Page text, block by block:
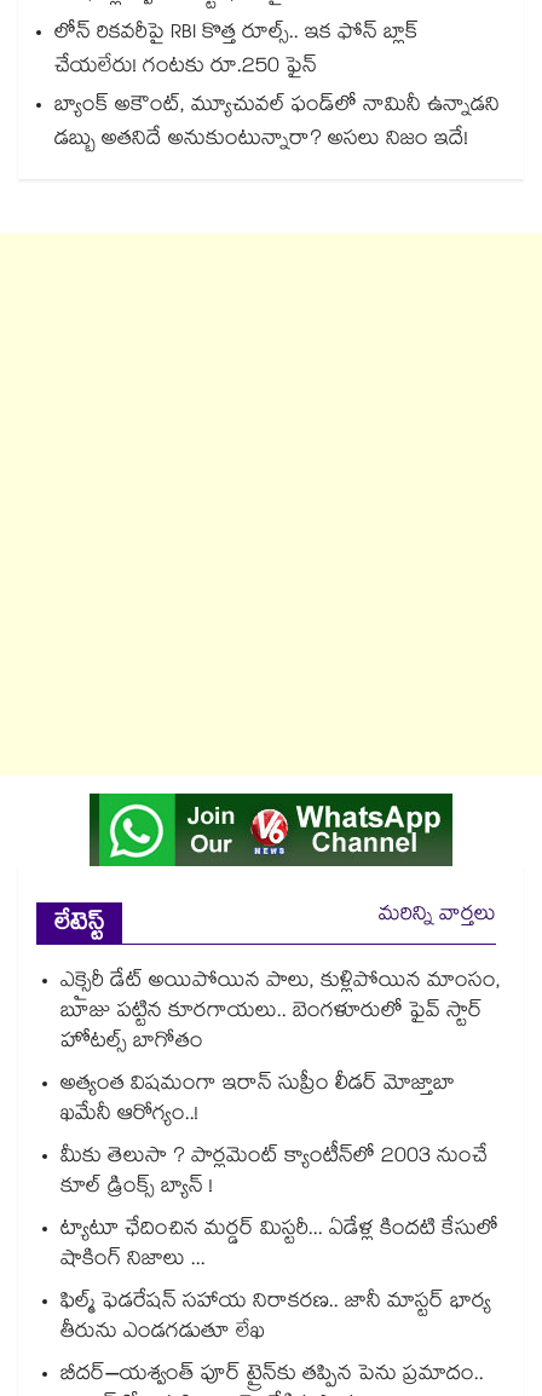
లోన్ రికవరీపై RBI కొత్త రూల్స్.. ఇక ఫోన్ బ్లాక్
చేయలేరు! గంటకు రూ.250 ఫైన్
బ్యాంక్ అకౌంట్, మ్యూచువల్ ఫండ్‌లో నామినీ ఉన్నాడని
డబ్బు అతనిదే అనుకుంటున్నారా? అసలు నిజం ఇదే!
లేటెస్ట్
మరిన్ని వార్తలు
ఎక్సైరీ డేట్ అయిపోయిన పాలు, కుళ్లిపోయిన మాంసం,
బూజు పట్టిన కూరగాయలు.. బెంగళూరులో ఫైవ్ స్టార్
హోటల్స్ బాగోతం
అత్యంత విషమంగా ఇరాన్ సుప్రీం లీడర్ మోజ్తాబా
ఖమేనీ ఆరోగ్యం..!
మీకు తెలుసా ? పార్లమెంట్ క్యాంటీన్⁪లో 2003 నుంచే
కూల్ డ్రింక్స్ బ్యాన్ !
ట్యాటూ ఛేదించిన మర్డర్ మిస్టరీ... ఏడేళ్ల కిందటి కేసులో
షాకింగ్ నిజాలు ...
ఫిల్మ్ ఫెడరేషన్ సహాయ నిరాకరణ.. జానీ మాస్టర్ భార్య
తీరును ఎండగడుతూ లేఖ
బీదర్–యశ్వంత్ పూర్ ట్రైన్‎కు తప్పిన పెను ప్రమాదం..